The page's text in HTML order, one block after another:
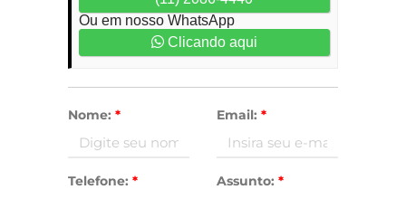
Ou em nosso WhatsApp
Clicando aqui
Nome: * Email: *
Telefone: * Assunto: *